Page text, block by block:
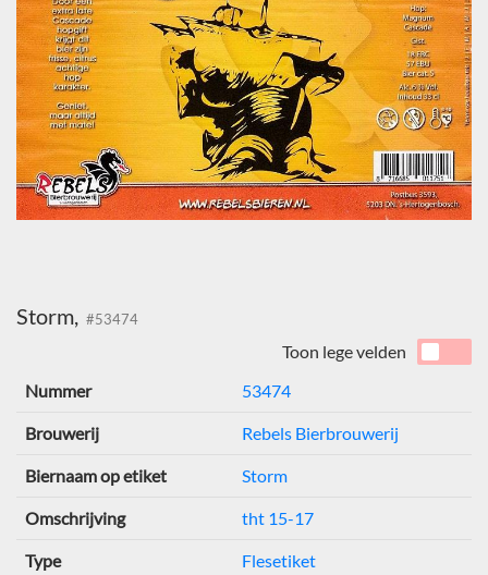
Storm, #53474
Toon lege velden
Nummer
53474
Brouwerij Rebels Bierbrouwerij
Biernaam op etiket Storm
Omschrijving tht 15-17
Type Flesetiket